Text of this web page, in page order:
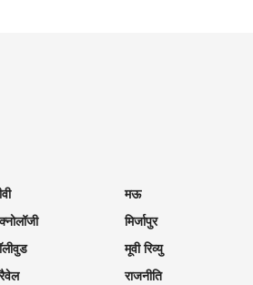
मऊ
मिर्जापुर
मूवी रिव्यु
राजनीति